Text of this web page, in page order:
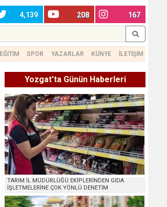
4,139 208 167
EĞİTİM SPOR YAZARLAR KÜNYE İLETİŞİM
Yozgat'ta Günün Haberleri
TARIM İL MÜDÜRLÜĞÜ EKİPLERİNDEN GIDA
İŞLETMELERİNE ÇOK YÖNLÜ DENETİM